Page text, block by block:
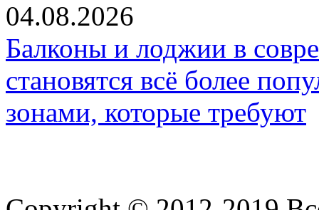
04.08.2026
Балконы и лоджии в
становятся всё более
зонами, которые требуют